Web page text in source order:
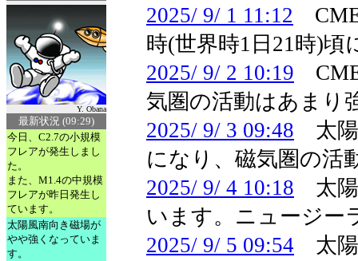
Y. Obana
最新状況 (09:29)
今日、C2.7の小規模
フレアが発生しまし
た。
また、M1.4の中規模
フレアが昨日発生し
ています。
太陽風南向き磁場が
やや強くなっていま
す。
2025/ 9/ 1 11:12
時(世界時1日21時)
2025/ 9/ 2 10:19
気圏の活動はあまり
2025/ 9/ 3 09:48 太陽
になり、磁気圏の活
2025/ 9/ 4 10:18 太陽
います。ニュージー
2025/ 9/ 5 09:54 太陽